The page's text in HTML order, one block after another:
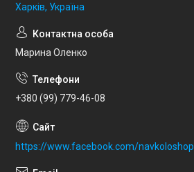
Харків, Україна
Марина Оленко
+380 (99) 779-46-08
https://www.facebook.com/navkoloshop